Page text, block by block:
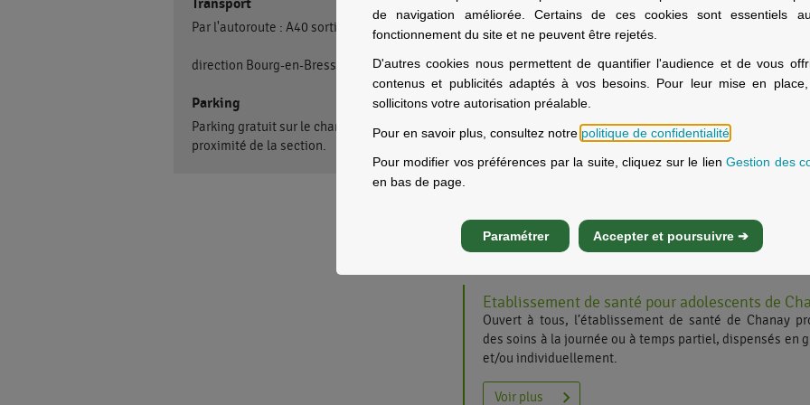
de navigation améliorée. Certains de ces cookies sont essentiels
fonctionnement du site et ne peuvent être rejetés.
D'autres cookies nous permettent de quantifier l'audience et de vous
contenus et publicités adaptés à vos besoins. Pour leur mise en
sollicitons votre autorisation préalable.
Pour en savoir plus, consultez notre politique de confidentialité
Pour modifier vos préférences par la suite, cliquez sur le lienGestion des
en bas de page.
Paramétrer Accepter et poursuivre ➔
Par l'autoroute : A40 sortie Bourg sud.
direction Bourg-en-Bresse centre
Parking
Parking gratuit sur le champ de foire à
proximité de la section.
Bresse vous accueil sans rendez-vous de 09h à 12h
Votre Club Santé Senior vous accueille
tous les retraités de la Mgen. Il permet à ses
à la disposition du club.
Voir plus
Etablissement de santé pour adolescents de
Ouvert à tous, l’établissement de santé de Chanay
des soins à la journée ou à temps partiel, dispensés en
et/ou individuellement.
Voir plus